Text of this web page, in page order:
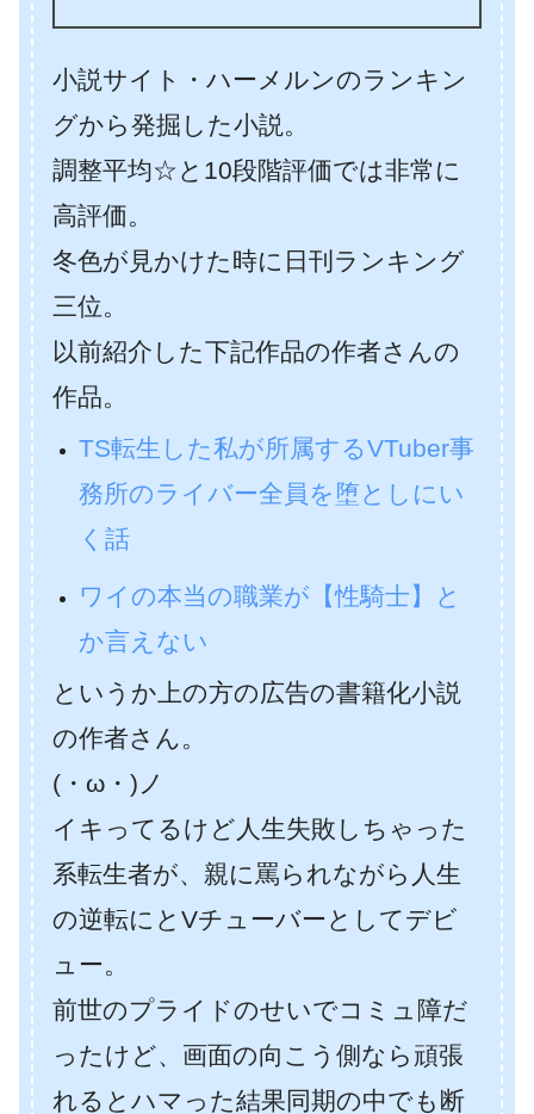
小説サイト・ハーメルンのランキン
グから発掘した小説。
調整平均☆と10段階評価では非常に
高評価。
冬色が見かけた時に日刊ランキング
三位。
以前紹介した下記作品の作者さんの
作品。
TS転生した私が所属するVTuber事
務所のライバー全員を堕としにい
く話
ワイの本当の職業が【性騎士】と
か言えない
というか上の方の広告の書籍化小説
の作者さん。
(・ω・)ノ
イキってるけど人生失敗しちゃった
系転生者が、親に罵られながら人生
の逆転にとVチューバーとしてデビ
ュー。
前世のプライドのせいでコミュ障だ
ったけど、画面の向こう側なら頑張
れるとハマった結果同期の中でも断